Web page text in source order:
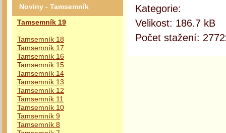
Noviny - Tamsemník
Tamsemník 19
Tamsemník 18
Tamsemník 17
Tamsemník 16
Tamsemník 15
Tamsemník 14
Tamsemník 13
Tamsemník 12
Tamsemník 11
Tamsemník 10
Tamsemník 9
Tamsemník 8
Kategorie:
Velikost: 186.7 kB
Počet stažení: